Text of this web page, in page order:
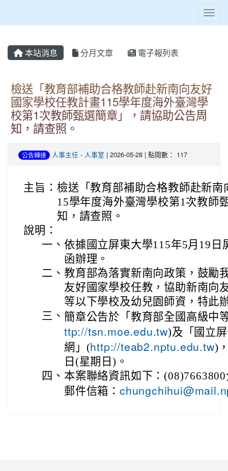
本站消息 分月文章 電子報列表
檢送「教育部補助合格教師赴新南向友好
國家學校任教計畫115學年度海外臺灣學
校第1次教師甄選簡章」，請協助公告周
知，請查照。
公告轉達 人事主任 - 人事室 | 2026-05-28 | 點閱數： 117
主旨： 檢送「教育部補助合格教師赴新
15學年度海外臺灣學校第1次教師
知，請查照。
說明：
一、 依據國立屏東大學115年5月19日
函辦理。
二、 教育部為落實新南向政策，鼓勵
友好國家學校任教，協助新南向
等以下學校及幼兒園師資，特此
三、 簡章公告於「教育部全國高級中
ttp://tsn.moe.edu.tw)及「國立
網」(http://teab2.nptu.edu.tw)
日(星期日)。
四、 本案聯絡資訊如下：
郵件信箱：